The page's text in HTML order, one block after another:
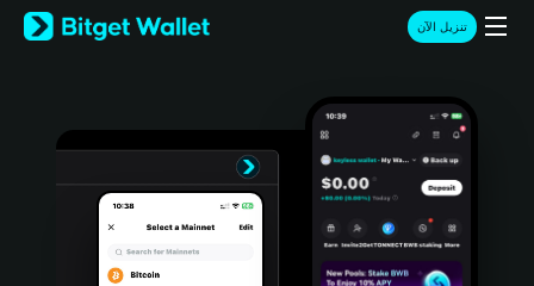
English
日本語
Türkçe
تنزيل الآن